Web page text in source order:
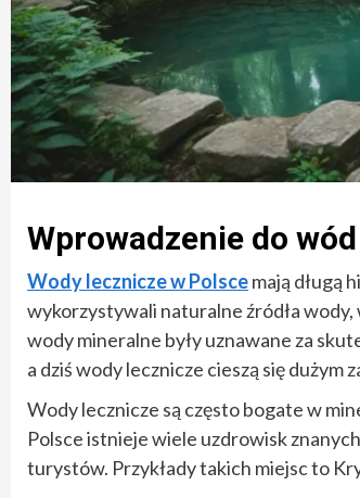
Wprowadzenie do
Wody lecznicze w Polscemają długą
wykorzystywali naturalne źródła
wody mineralne były uznawane za
a dziś wody lecznicze cieszą się
Wody lecznicze są często bogate w
Polsce istnieje wiele uzdrowisk
turystów. Przykłady takich miejsc to